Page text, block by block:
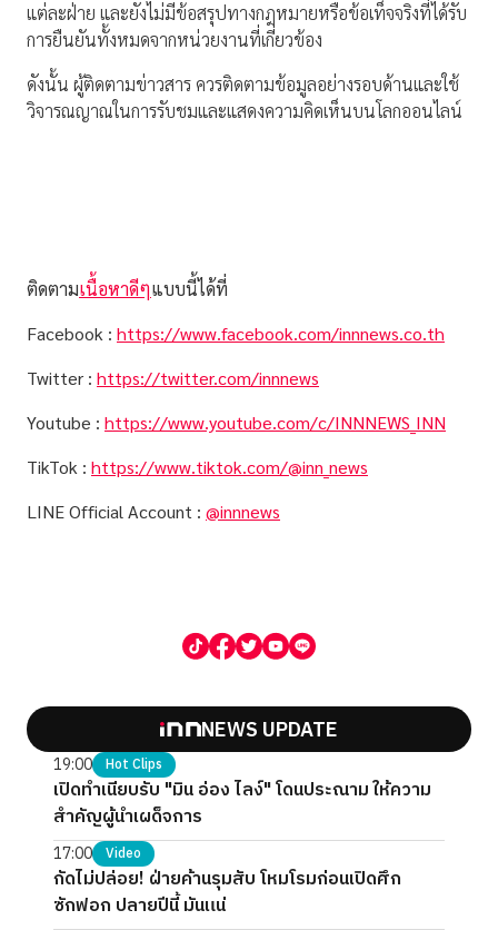
แต่ละฝ่าย และยังไม่มีข้อสรุปทางกฎหมายหรือข้อเท็จจริงที่ได้รับ
การยืนยันทั้งหมดจากหน่วยงานที่เกี่ยวข้อง
ดังนั้น ผู้ติดตามข่าวสาร ควรติดตามข้อมูลอย่างรอบด้านและใช้
วิจารณญาณในการรับชมและแสดงความคิดเห็นบนโลกออนไลน์
ติดตามเนื้อหาดีๆแบบนี้ได้ที่
Facebook : https://www.facebook.com/innnews.co.th
Twitter : https://twitter.com/innnews
Youtube : https://www.youtube.com/c/INNNEWS_INN
TikTok : https://www.tiktok.com/@inn_news
LINE Official Account : @innnews
NEWS UPDATE
19:00 Hot Clips
เปิดทำเนียบรับ "มิน อ่อง ไลง์" โดนประณาม ให้ความ
สำคัญผู้นำเผด็จการ
17:00 Video
กัดไม่ปล่อย! ฝ่ายค้านรุมสับ โหมโรมก่อนเปิดศึก
ซักฟอก ปลายปีนี้ มันแน่